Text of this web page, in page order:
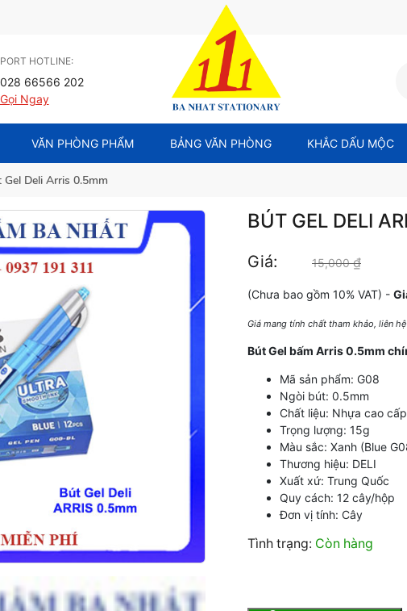
HOTLINE:
028 66566 202
Gọi Ngay
VĂN PHÒNG PHẨM BẢNG VĂN PHÒNG KHẮC DẤU MỘC
Gel Deli Arris 0.5mm
BÚT GEL DELI
Giá: 15,000₫
(Chưa bao gồm 10% VAT) -
Giá mang tính chất tham khảo, liên
Bút Gel bấm Arris 0.5mm
Mã sản phẩm: G08
Ngòi bút: 0.5mm
Chất liệu: Nhựa cao
Trọng lượng: 15g
Màu sắc: Xanh (Blue
Thương hiệu: DELI
Xuất xứ: Trung Quốc
Quy cách: 12 cây/hộp
Đơn vị tính: Cây
Tình trạng: Còn hàng